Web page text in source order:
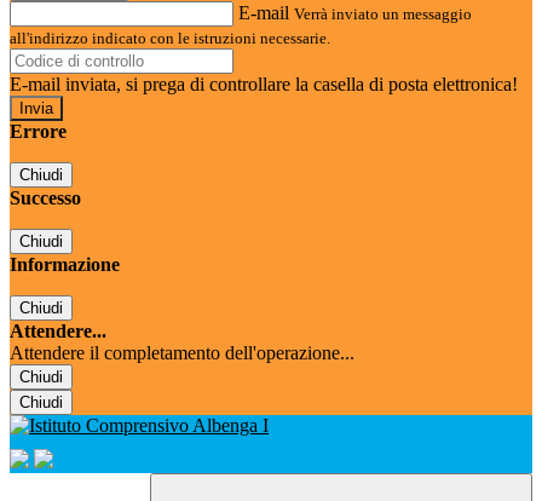
E-mail Verrà inviato un messaggio
all'indirizzo indicato con le istruzioni necessarie.
E-mail inviata, si prega di controllare la casella di posta elettronica!
Errore
Chiudi
Successo
Chiudi
Informazione
Chiudi
Attendere...
Attendere il completamento dell'operazione...
Chiudi
Chiudi